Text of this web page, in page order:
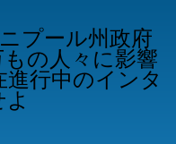
プール州政府
の人々に影響
行中のインタ
よ